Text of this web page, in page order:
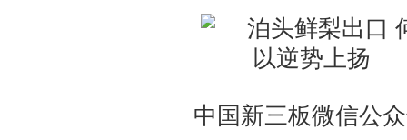
中国新三板微信公